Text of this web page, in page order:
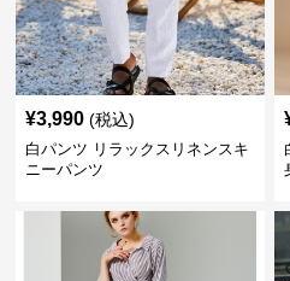
¥3,990 (税込)
白パンツ リラックスリネンスキ
ニーパンツ